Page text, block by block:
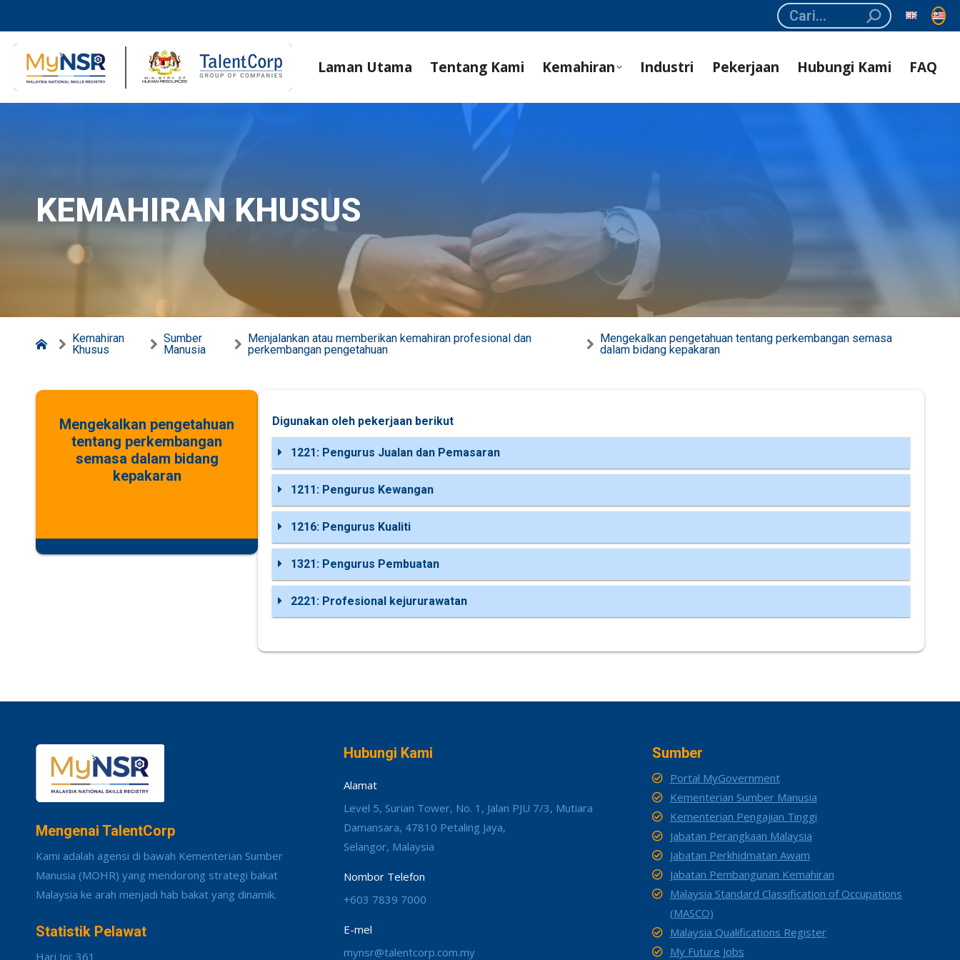
Search:
Laman Utama Tentang Kami Kemahiran Industri Pekerjaan Hubungi Kami FAQ
KEMAHIRAN KHUSUS
Kemahiran
Khusus
Sumber
Manusia
Menjalankan atau memberikan kemahiran profesional dan
perkembangan pengetahuan
Mengekalkan pengetahuan tentang perkembangan semasa
dalam bidang kepakaran
Mengekalkan pengetahuan
tentang perkembangan
semasa dalam bidang
kepakaran
Digunakan oleh pekerjaan berikut
1221: Pengurus Jualan dan Pemasaran
1211: Pengurus Kewangan
1216: Pengurus Kualiti
1321: Pengurus Pembuatan
2221: Profesional kejururawatan
Mengenai TalentCorp
Kami adalah agensi di bawah Kementerian Sumber
Manusia (MOHR) yang mendorong strategi bakat
Malaysia ke arah menjadi hab bakat yang dinamik.
Statistik Pelawat
Hari Ini: 361
Hubungi Kami
Alamat
Level 5, Surian Tower, No. 1, Jalan PJU 7/3, Mutiara
Damansara, 47810 Petaling Jaya,
Selangor, Malaysia
Nombor Telefon
+603 7839 7000
E-mel
mynsr@talentcorp.com.my
Sumber
Portal MyGovernment
Kementerian Sumber Manusia
Kementerian Pengajian Tinggi
Jabatan Perangkaan Malaysia
Jabatan Perkhidmatan Awam
Jabatan Pembangunan Kemahiran
Malaysia Standard Classification of Occupations
(MASCO)
Malaysia Qualifications Register
My Future Jobs